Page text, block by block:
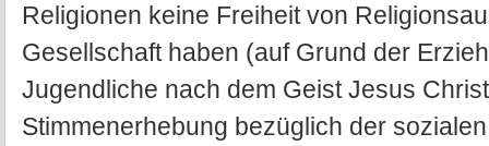
Religionen keine Freiheit von
Gesellschaft haben (auf Grund der
Jugendliche nach dem Geist Jesus
Stimmenerhebung bezüglich der